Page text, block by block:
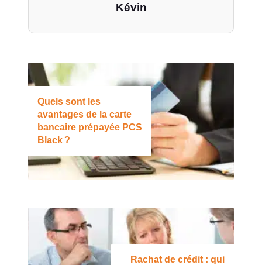
Kévin
Quels sont les
avantages de la carte
bancaire prépayée PCS
Black ?
Rachat de crédit : qui